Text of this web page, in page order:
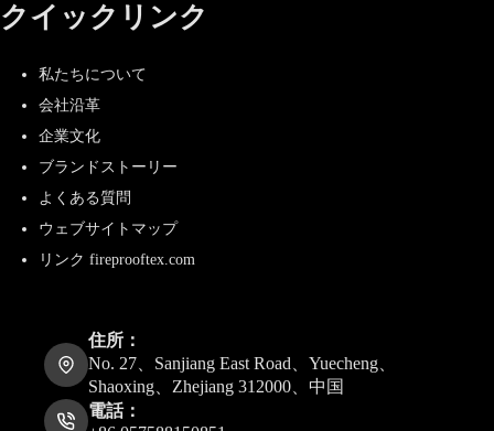
クイックリンク
私たちについて
会社沿革
企業文化
ブランドストーリー
よくある質問
ウェブサイトマップ
リンク fireprooftex.com
住所：
No. 27、Sanjiang East Road、Yuecheng、
Shaoxing、Zhejiang 312000、中国
電話：